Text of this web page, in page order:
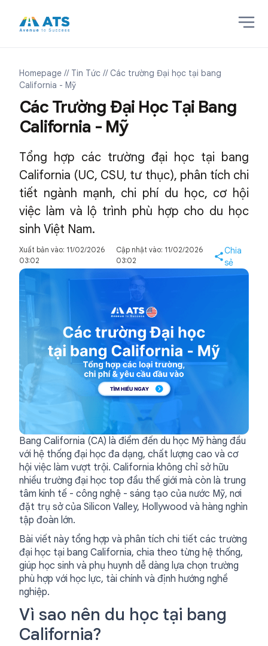
Homepage // Tin Tức // Các trường Đại học tại bang
California - Mỹ
Các Trường Đại Học Tại Bang
California - Mỹ
Tổng hợp các trường đại học tại bang
California (UC, CSU, tư thục), phân tích chi
tiết ngành mạnh, chi phí du học, cơ hội
việc làm và lộ trình phù hợp cho du học
sinh Việt Nam.
Xuất bản vào: 11/02/2026
03:02
Cập nhật vào: 11/02/2026
03:02
Chia
sẻ
Bang California (CA) là điểm đến du học Mỹ hàng đầu
với hệ thống đại học đa dạng, chất lượng cao và cơ
hội việc làm vượt trội. California không chỉ sở hữu
nhiều trường đại học top đầu thế giới mà còn là trung
tâm kinh tế - công nghệ - sáng tạo của nước Mỹ, nơi
đặt trụ sở của Silicon Valley, Hollywood và hàng nghìn
tập đoàn lớn.
Bài viết này tổng hợp và phân tích chi tiết các trường
đại học tại bang California, chia theo từng hệ thống,
giúp học sinh và phụ huynh dễ dàng lựa chọn trường
phù hợp với học lực, tài chính và định hướng nghề
nghiệp.
Vì sao nên du học tại bang
California?